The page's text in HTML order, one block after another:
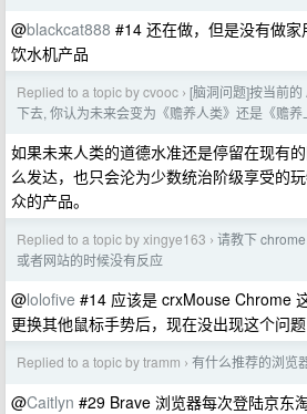
@blackcat888 #14 还在做，但是没有做
饮水机产品
Replied to a topic by cvooc › [脑洞问题]按当前
下去, 你认为未来会变为《赡养人类》还是《赡养
如果未来人类的道德水准还是停留在现有
么发达，也只会沦为少数统治阶级享受的
众的产品。
Replied to a topic by xingye163 › 请教下
或者网站的时候没有反应
@lolofive #14 应该是 crxMouse Chrome
更换其他鼠标手势后，现在没出现这个问
Replied to a topic by tramm › 有什么推荐的浏览
@Caitlyn #29 Brave 浏览器每次登陆京东